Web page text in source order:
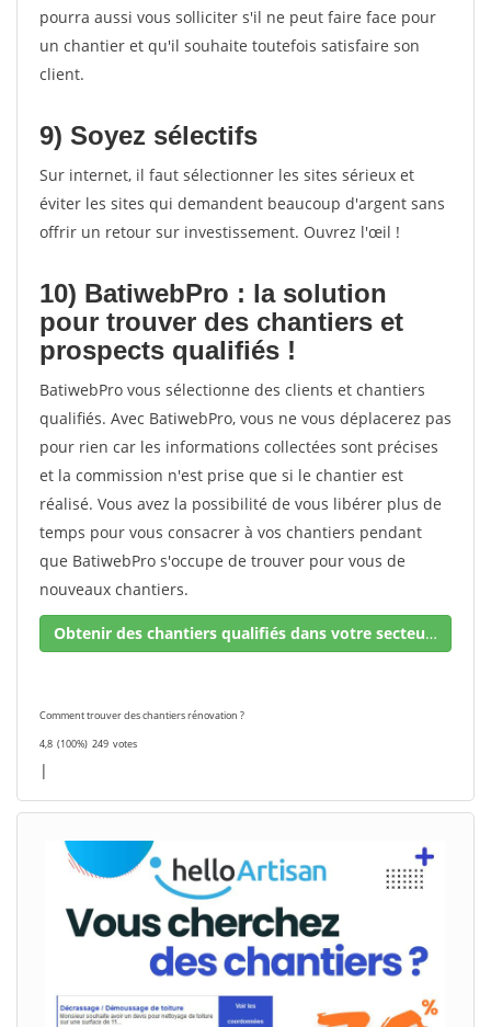
pourra aussi vous solliciter s'il ne peut faire face pour
un chantier et qu'il souhaite toutefois satisfaire son
client.
9) Soyez sélectifs
Sur internet, il faut sélectionner les sites sérieux et
éviter les sites qui demandent beaucoup d'argent sans
offrir un retour sur investissement. Ouvrez l'œil !
10) BatiwebPro : la solution
pour trouver des chantiers et
prospects qualifiés !
BatiwebPro vous sélectionne des clients et chantiers
qualifiés. Avec BatiwebPro, vous ne vous déplacerez pas
pour rien car les informations collectées sont précises
et la commission n'est prise que si le chantier est
réalisé. Vous avez la possibilité de vous libérer plus de
temps pour vous consacrer à vos chantiers pendant
que BatiwebPro s'occupe de trouver pour vous de
nouveaux chantiers.
Obtenir des chantiers qualifiés dans votre secteur !
Comment trouver des chantiers rénovation ?
4,8 (100%) 249 votes
|